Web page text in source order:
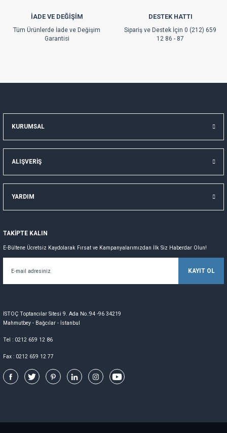
İADE VE DEĞİŞİM
Tüm Ürünlerde İade ve Değişim
Garantisi
DESTEK HATTI
Sipariş ve Destek İçin 0 (212) 659
12 86 - 87
KURUMSAL
ALIŞVERİŞ
YARDIM
TAKİPTE KALIN
E-Bültene Ücretsiz Kaydolarak Fırsat ve Kampanyalarımızdan İlk Siz Haberdar Olun!
KAYIT OL
İSTOÇ Toptancılar Sitesi 9. Ada No.:94 -96 34219
Mahmutbey - Bağcılar - İstanbul
Tel : 0212 659 12 86
Fax : 0212 659 12 77